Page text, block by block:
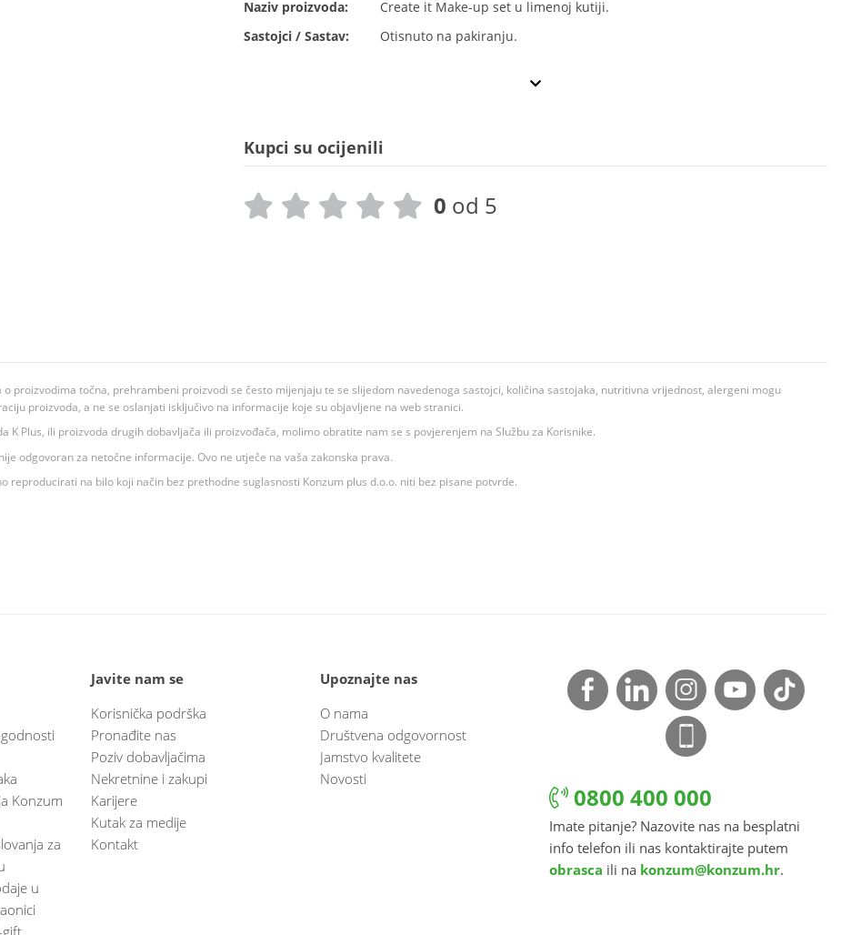
Naziv proizvoda:
Create it Make-up set u limenoj kutiji.
Sastojci / Sastav:
Otisnuto na pakiranju.
Kupci su ocijenili
0 od 5
proizvodima točna, prehrambeni proizvodi se često mijenjaju te se slijedom navedenoga sastojci, količina sastojaka, nutritivna vrijednost, alergeni mogu
proizvoda, a ne se oslanjati isključivo na informacije koje su objavljene na web stranici.
Plus, ili proizvoda drugih dobavljača ili proizvođača, molimo obratite nam se s povjerenjem na Službu za Korisnike.
odgovoran za netočne informacije. Ovo ne utječe na vaša zakonska prava.
na bilo koji način bez prethodne suglasnosti Konzum plus d.o.o. niti bez pisane potvrde.
Konzum
za
u
gift
Javite nam se
Korisnička podrška
Pronađite nas
Poziv dobavljačima
Nekretnine i zakupi
Karijere
Kutak za medije
Kontakt
Upoznajte nas
O nama
Društvena odgovornost
Jamstvo kvalitete
Novosti
0800 400 000
Imate pitanje? Nazovite nas na besplatni
info telefon ili nas kontaktirajte putem
obrasca ili na konzum@konzum.hr.